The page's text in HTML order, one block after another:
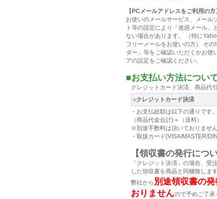
【PCメールアドレスをご利用の方
お使いのメールサービス、メール
ト等の設定により「迷惑メール」
ない場合があります。 （特に
フリーメールをお使いの方） そ
ダー」等をご確認いただくかお使
アの設定をご確認ください。
■お支払い方法につい
クレジットカード決済、商品代
○クレジットカード決済
・お支払総額は以下の通りです
（商品代金合計)＋（送料）
※別途手数料は頂いておりませ
・取扱カード(VISA/MASTER/
【領収書の発行につ
「クレジット決済」の場合、受
した領収書を商品と同梱致しま
弊社から 別途領収書の
おりませんので予めご了承